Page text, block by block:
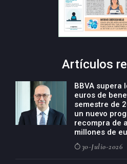
Artículos
BBVA supera
euros de
semestre de
un nuevo
recompra de
millones de
30-Julio-2026